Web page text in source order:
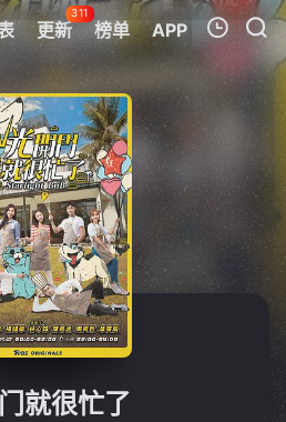
更新
311
榜单 APP
暂无观看影片的记录
就很忙了